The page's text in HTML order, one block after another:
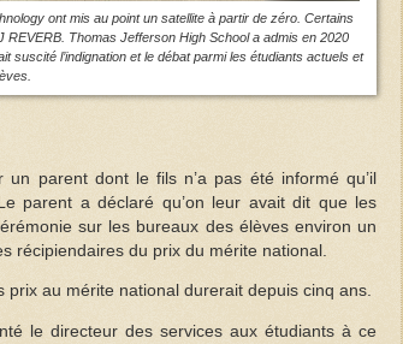
ont mis au point un satellite à partir de zéro. Certains
Thomas Jefferson High School a admis en 2020
suscité l’indignation et le débat parmi les étudiants actuels et
un parent dont le fils n’a pas été informé qu’il
parent a déclaré qu’on leur avait dit que les
sur les bureaux des élèves environ un
récipiendaires du prix du mérite national.
prix au mérite national durerait depuis cinq ans.
le directeur des services aux étudiants à ce